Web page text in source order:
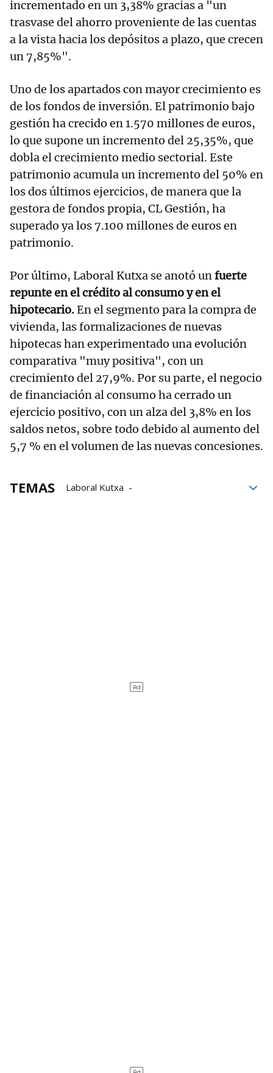
incrementado en un 3,38% gracias a "un
trasvase del ahorro proveniente de las cuentas
a la vista hacia los depósitos a plazo, que crecen
un 7,85%".
Uno de los apartados con mayor crecimiento es
de los fondos de inversión. El patrimonio bajo
gestión ha crecido en 1.570 millones de euros,
lo que supone un incremento del 25,35%, que
dobla el crecimiento medio sectorial. Este
patrimonio acumula un incremento del 50% en
los dos últimos ejercicios, de manera que la
gestora de fondos propia, CL Gestión, ha
superado ya los 7.100 millones de euros en
patrimonio.
Por último, Laboral Kutxa se anotó unfuerte
repunte en el crédito al consumo y en el
hipotecario.En el segmento para la compra de
vivienda, las formalizaciones de nuevas
hipotecas han experimentado una evolución
comparativa "muy positiva", con un
crecimiento del 27,9%. Por su parte, el negocio
de financiación al consumo ha cerrado un
ejercicio positivo, con un alza del 3,8% en los
saldos netos, sobre todo debido al aumento del
5,7 % en el volumen de las nuevas concesiones.
TEMAS
Laboral Kutxa